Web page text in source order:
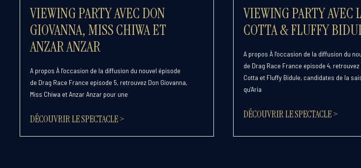
VIEWING PARTY AVEC DON
GIOVANNA, MISS CHIWA ET
ANZAR ANZAR
A propos À l’occasion de la diffusion du nouvel épisode
de Drag Race France episode 5, retrouvez Don Giovanna,
Miss Chiwa et Anzar Anzar pour une
DÉCOUVRIR LE SPECTACLE >
VIEWING PARTY AVEC
COTTA & FLUFFY
A propos À l’occasion de la diffusion du
de Drag Race France episode 4, retrouvez
Cotta et Fluffy Bidule, candidates de la
qu’Aria
DÉCOUVRIR LE SPECTACLE >